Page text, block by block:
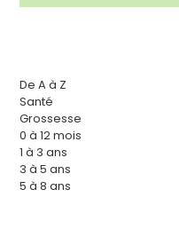
De A à Z
Santé
Grossesse
0 à 12 mois
1 à 3 ans
3 à 5 ans
5 à 8 ans